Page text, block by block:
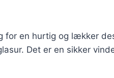
for en hurtig og lækker
Det er en sikker